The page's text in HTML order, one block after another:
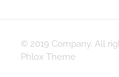
© 2019 Company. All
Phlox Theme